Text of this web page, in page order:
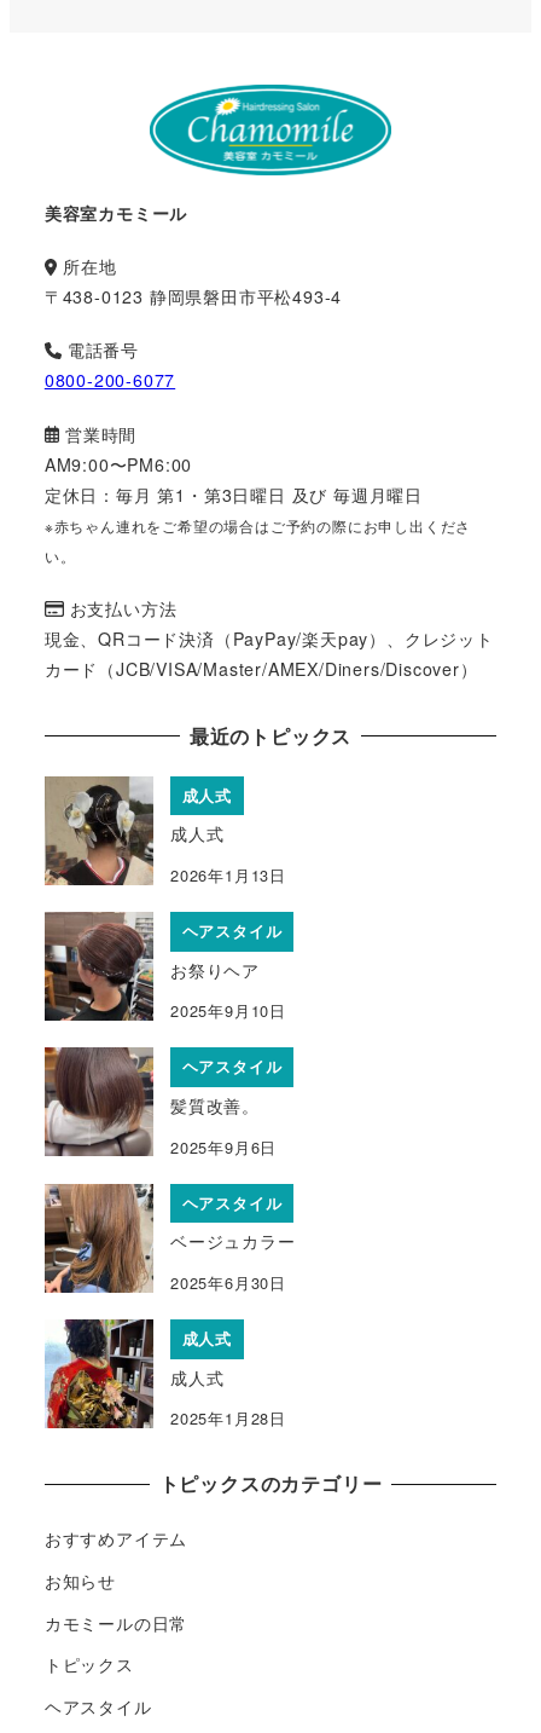
美容室カモミール
所在地
〒438-0123 静岡県磐田市平松493-4
電話番号
0800-200-6077
営業時間
AM9:00〜PM6:00
定休日：毎月 第1・第3日曜日 及び 毎週月曜日
※赤ちゃん連れをご希望の場合はご予約の際にお申し出くださ
い。
お支払い方法
現金、QRコード決済（PayPay/楽天pay）、クレジット
カード（JCB/VISA/Master/AMEX/Diners/Discover）
最近のトピックス
成人式
成人式
2026年1月13日
ヘアスタイル
お祭りヘア
2025年9月10日
ヘアスタイル
髪質改善。
2025年9月6日
ヘアスタイル
ベージュカラー
2025年6月30日
成人式
成人式
2025年1月28日
トピックスのカテゴリー
おすすめアイテム
お知らせ
カモミールの日常
トピックス
ヘアスタイル